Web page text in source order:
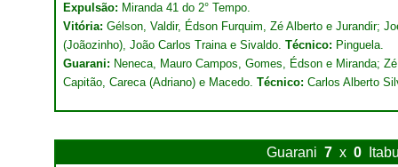
Expulsão: Miranda 41 do 2° Tempo.
Vitória: Gélson, Valdir, Édson Furquim, Zé Alberto e Jurandir;
(Joãozinho), João Carlos Traina e Sivaldo. Técnico: Pinguela.
Guarani: Neneca, Mauro Campos, Gomes, Édson e Miranda;
Capitão, Careca (Adriano) e Macedo. Técnico: Carlos Alberto
Guarani 7 x 0